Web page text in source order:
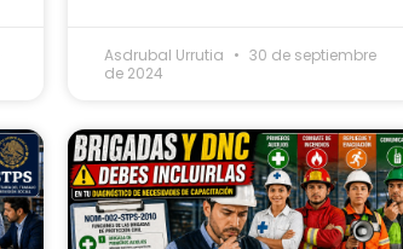
Asdrubal Urrutia
30 de septiembre
de 2024